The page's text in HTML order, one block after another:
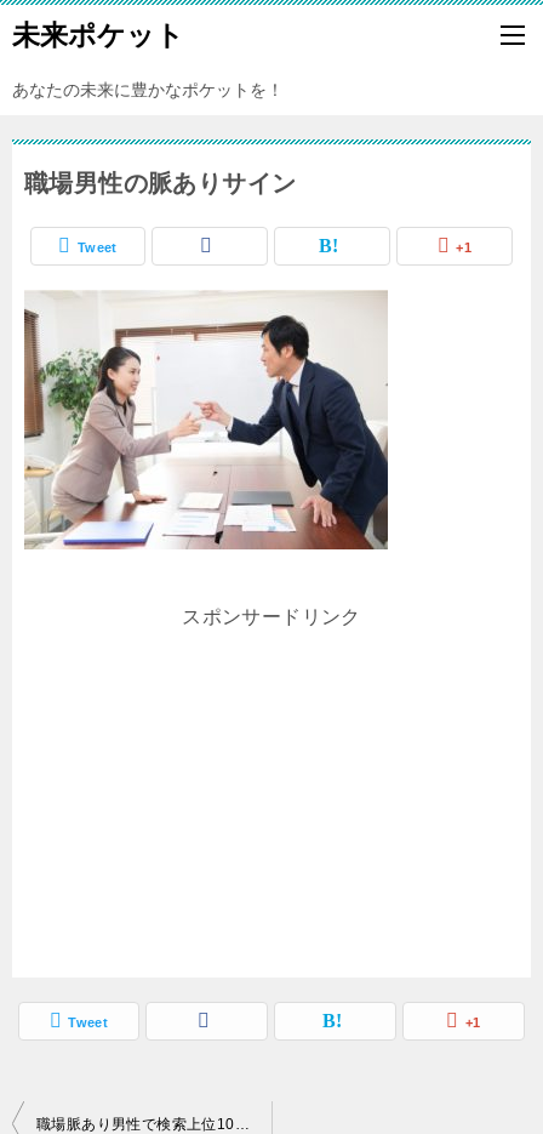
未来ポケット
あなたの未来に豊かなポケットを！
職場男性の脈ありサイン
Tweet +1
スポンサードリンク
Tweet +1
投
職場脈あり男性で検索上位10サイトの99個のサインを分析